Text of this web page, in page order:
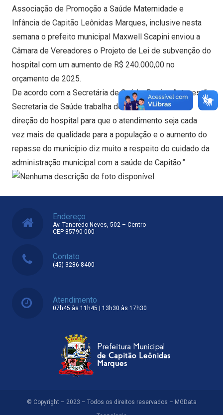
Associação de Promoção a Saúde Maternidade e
Infância de Capitão Leônidas Marques, inclusive nesta
semana o prefeito municipal Maxwell Scapini enviou a
Câmara de Vereadores o Projeto de Lei de subvenção do
hospital com um aumento de R$ 240.000,00 no
orçamento de 2025.
De acordo com a Secretária de Saúde, Regina Antunes, “a
Secretaria de Saúde trabalha de mãos dadas com a
direção do hospital para que o atendimento seja cada
vez mais de qualidade para a população e o aumento do
repasse do município diz muito a respeito do cuidado da
administração municipal com a saúde de Capitão.”
Endereço
Av. Tancredo Neves, 502 – Centro
CEP 85790-000
Contato
(45) 3286 8400
Atendimento
07h45 às 11h45 | 13h30 às 17h30
© Copyright – 2023 – Todos os direitos reservados – MGData